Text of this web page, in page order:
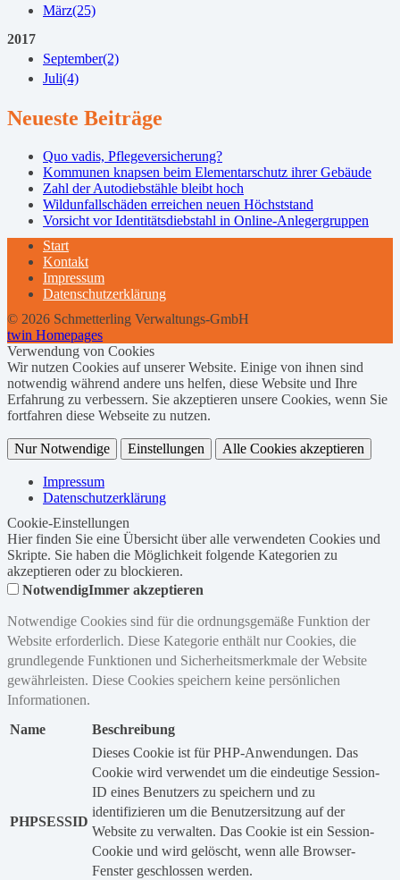
März(25)
2017
September(2)
Juli(4)
Neueste Beiträge
Quo vadis, Pflegeversicherung?
Kommunen knapsen beim Elementarschutz ihrer Gebäude
Zahl der Autodiebstähle bleibt hoch
Wildunfallschäden erreichen neuen Höchststand
Vorsicht vor Identitätsdiebstahl in Online-Anlegergruppen
Start
Kontakt
Impressum
Datenschutzerklärung
© 2026 Schmetterling Verwaltungs-GmbH
twin Homepages
Verwendung von Cookies
Wir nutzen Cookies auf unserer Website. Einige von ihnen sind
notwendig während andere uns helfen, diese Website und Ihre
Erfahrung zu verbessern. Sie akzeptieren unsere Cookies, wenn Sie
fortfahren diese Webseite zu nutzen.
Nur Notwendige Einstellungen Alle Cookies akzeptieren
Impressum
Datenschutzerklärung
Cookie-Einstellungen
Hier finden Sie eine Übersicht über alle verwendeten Cookies und
Skripte. Sie haben die Möglichkeit folgende Kategorien zu
akzeptieren oder zu blockieren.
NotwendigImmer akzeptieren
Notwendige Cookies sind für die ordnungsgemäße Funktion der
Website erforderlich. Diese Kategorie enthält nur Cookies, die
grundlegende Funktionen und Sicherheitsmerkmale der Website
gewährleisten. Diese Cookies speichern keine persönlichen
Informationen.
Name
Beschreibung
PHPSESSID
Dieses Cookie ist für PHP-Anwendungen. Das
Cookie wird verwendet um die eindeutige Session-
ID eines Benutzers zu speichern und zu
identifizieren um die Benutzersitzung auf der
Website zu verwalten. Das Cookie ist ein Session-
Cookie und wird gelöscht, wenn alle Browser-
Fenster geschlossen werden.